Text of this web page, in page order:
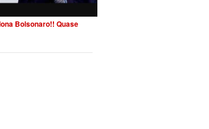
Bolsonaro!! Quase